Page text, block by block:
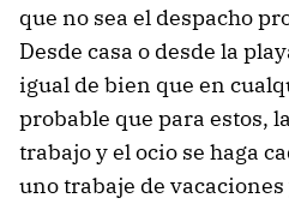
que no sea el despacho
Desde casa o desde la
igual de bien que en
probable que para estos,
trabajo y el ocio se haga
uno trabaje de